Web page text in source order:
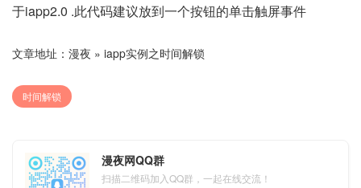
于iapp2.0 .此代码建议放到一个按钮的单击触屏事件
文章地址： 漫夜 » iapp实例之时间解锁
时间解锁
漫夜网QQ群
扫描二维码加入QQ群，一起在线交流！